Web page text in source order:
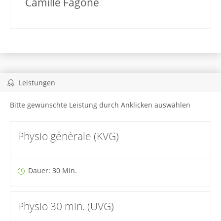
Leistungen
Bitte gewünschte Leistung durch Anklicken auswählen
Physio générale (KVG)
Dauer: 30 Min.
Physio 30 min. (UVG)